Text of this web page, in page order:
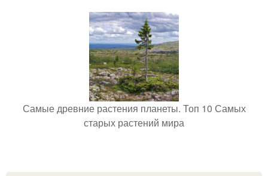
Самые древние растения планеты. Топ 10 Самых
старых растений мира